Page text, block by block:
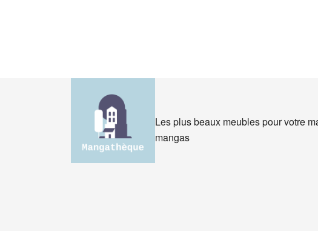
Les plus beaux meubles pour votre
mangas